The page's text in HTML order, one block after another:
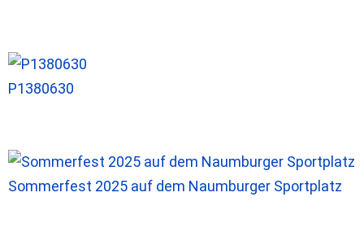
P1380630
Sommerfest 2025 auf dem Naumburger Sportplatz